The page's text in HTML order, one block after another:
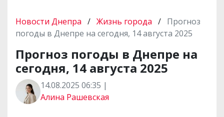
Новости Днепра / Жизнь города / Прогноз
погоды в Днепре на сегодня, 14 августа 2025
Прогноз погоды в Днепре на
сегодня, 14 августа 2025
14.08.2025 06:35 |
Алина Рашевская